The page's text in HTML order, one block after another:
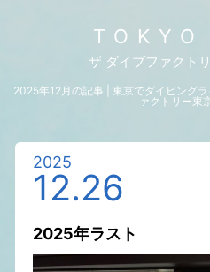
TOKYO
ザ ダイブファクト
2025年12月の記事 | 東京でダイビング
ァクトリー東
2025
12.26
2025年ラスト